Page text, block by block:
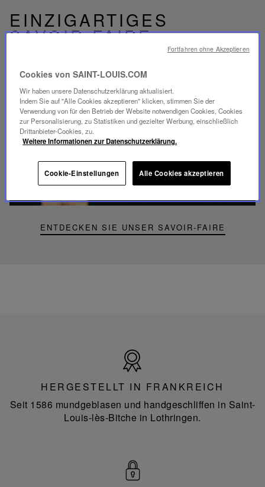
EINZIGARTIGES
SAVOIR-FAIRE
FOLIA BELEUCHTUNG
ENTDECKEN SIE UNSER SAVOIR-FAIRE
Video
YouTube-
Folia
Mini-
Portable-
Frankreich
HERGESTELLT IN FRANKREICH
Seit 1586 mundgeblasen und handgeschliffen in Saint-
Louis-lès-Bitche in Lothringen.
Cookies von SAINT-LOUIS.COM
Wir haben unsere Datenschutzerklärung aktualisiert.
Indem Sie auf "Alle Cookies akzeptieren" klicken, stimmen Sie der
Verwendung von für den Betrieb der Website notwendigen Cookies, Cookies
zur Personalisierung, zu Statistiken und gezielter Werbung, einschließlich
Drittanbieter-Cookies, zu.
Weitere Informationen zur Datenschutzerklärung.
Cookie-Einstellungen Alle Cookies akzeptieren
Fortfahren ohne Akzeptieren